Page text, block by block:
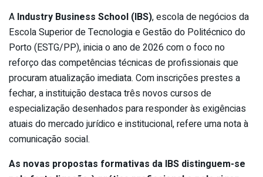
A Industry Business School (IBS), escola de negócios da
Escola Superior de Tecnologia e Gestão do Politécnico do
Porto (ESTG/PP), inicia o ano de 2026 com o foco no
reforço das competências técnicas de profissionais que
procuram atualização imediata. Com inscrições prestes a
fechar, a instituição destaca três novos cursos de
especialização desenhados para responder às exigências
atuais do mercado jurídico e institucional, refere uma nota à
comunicação social.
As novas propostas formativas da IBS distinguem-se